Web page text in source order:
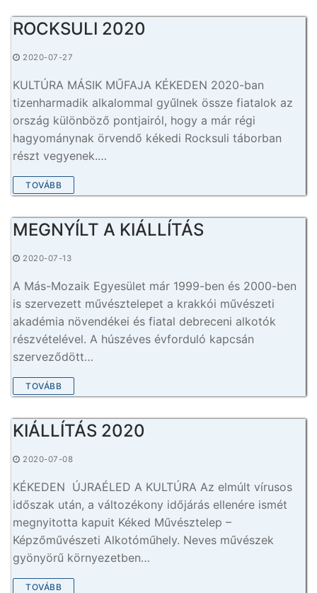
ROCKSULI 2020
2020-07-27
KULTÚRA MÁSIK MŰFAJA KÉKEDEN 2020-ban
tizenharmadik alkalommal gyűlnek össze fiatalok az
ország különböző pontjairól, hogy a már régi
hagyománynak örvendő kékedi Rocksuli táborban
részt vegyenek.…
TOVÁBB
MEGNYÍLT A KIÁLLÍTÁS
2020-07-13
A Más-Mozaik Egyesület már 1999-ben és 2000-ben
is szervezett művésztelepet a krakkói művészeti
akadémia növendékei és fiatal debreceni alkotók
részvételével. A húszéves évforduló kapcsán
szerveződött…
TOVÁBB
KIÁLLÍTÁS 2020
2020-07-08
KÉKEDEN ÚJRAÉLED A KULTÚRA Az elmúlt vírusos
időszak után, a változékony időjárás ellenére ismét
megnyitotta kapuit Kéked Művésztelep –
Képzőművészeti Alkotóműhely. Neves művészek
gyönyörű környezetben…
TOVÁBB